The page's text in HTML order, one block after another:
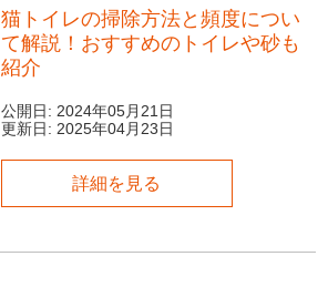
猫トイレの掃除方法と頻度につい
て解説！おすすめのトイレや砂も
紹介
公開日: 2024年05月21日
更新日: 2025年04月23日
詳細を見る